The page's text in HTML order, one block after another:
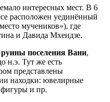
интересных мест. В 6
расположен уединённый
мучеников»), где
и Давида Мхеидзе.
руины поселения Вани,
н.э. Тут же есть
представлены
находки: ювелирные
фигуры и пр.